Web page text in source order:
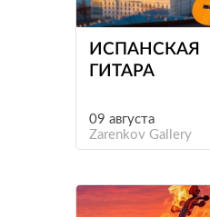
ИСПАНСКАЯ
ГИТАРА
09 августа
Zarenkov Gallery